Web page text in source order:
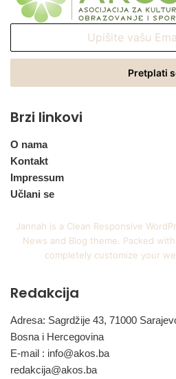
Email
Brzi linkovi
O nama
Kontakt
Impressum
Učlani se
Jannah is a Clean Responsive
News and Blog theme. Packed
completely customize your
Redakcija
Adresa: Sagrdžije 43, 71000
Bosna i Hercegovina
E-mail : info@akos.ba
redakcija@akos.ba